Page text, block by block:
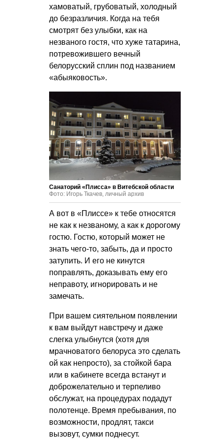
хамоватый, грубоватый, холодный
до безразличия. Когда на тебя
смотрят без улыбки, как на
незваного гостя, что хуже татарина,
потревожившего вечный
белорусский сплин под названием
«абыяковость».
Санаторий «Плисса» в Витебской области
Фото: Игорь Ткачев, личный архив
А вот в «Плиссе» к тебе относятся
не как к незваному, а как к дорогому
гостю. Гостю, который может не
знать чего-то, забыть, да и просто
затупить. И его не кинутся
поправлять, доказывать ему его
неправоту, игнорировать и не
замечать.
При вашем сиятельном появлении
к вам выйдут навстречу и даже
слегка улыбнутся (хотя для
мрачноватого белоруса это сделать
ой как непросто), за стойкой бара
или в кабинете всегда встанут и
доброжелательно и терпеливо
обслужат, на процедурах подадут
полотенце. Время пребывания, по
возможности, продлят, такси
вызовут, сумки поднесут.